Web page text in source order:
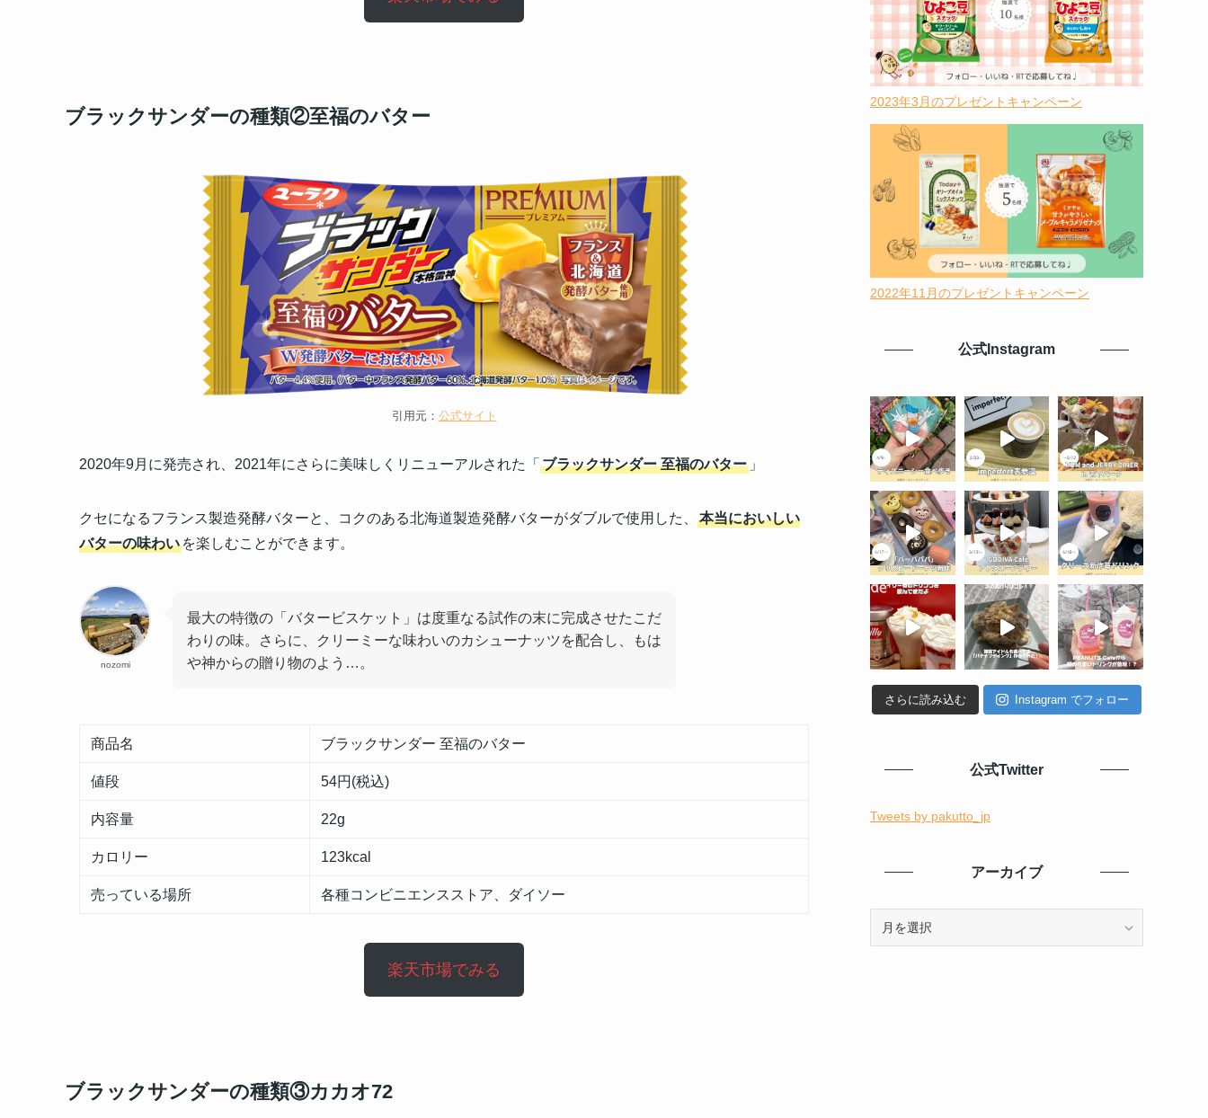
ブラックサンダーの種類②至福のバター
引用元： 公式サイト
2020年9月に発売され、2021年にさらに美味しくリニューアルされた「 ブラックサンダー 至福のバター 」
クセになるフランス製造発酵バターと、コクのある北海道製造発酵バターがダブルで使用した、
本当においしい
バターの味わい を楽しむことができます。
nozomi
最大の特徴の「バタービスケット」は度重なる試作の末に完成させたこだ
わりの味。さらに、クリーミーな味わいのカシューナッツを配合し、もは
や神からの贈り物のよう…。
商品名 ブラックサンダー 至福のバター
値段 54円(税込)
内容量 22g
カロリー 123kcal
売っている場所 各種コンビニエンスストア、ダイソー
楽天市場でみる
ブラックサンダーの種類③カカオ72
2023年3月のプレゼントキャンペーン
2022年11月のプレゼントキャンペーン
公式Instagram
さらに読み込む Instagram でフォロー
公式Twitter
Tweets by pakutto_jp
アーカイブ